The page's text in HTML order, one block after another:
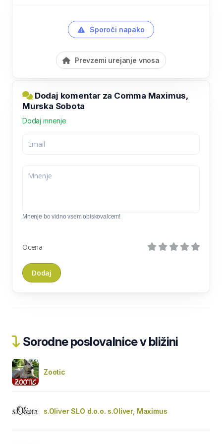
Sporoči napako
Prevzemi urejanje vnosa
Dodaj komentar za Comma Maximus,
Murska Sobota
Dodaj mnenje
Mnenje bo vidno vsem obiskovalcem!
Ocena
Sorodne poslovalnice v bližini
Zootic
s.Oliver SLO d.o.o. s.Oliver, Maximus